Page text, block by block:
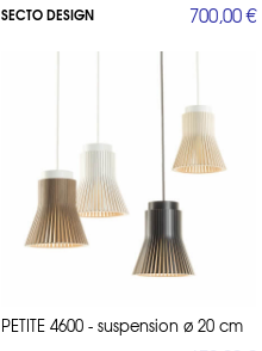
SECTO DESIGN 700,00 €
PETITE 4600 - suspension ø 20 cm